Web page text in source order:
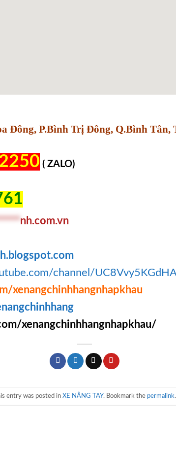
Đông, P.Bình Trị Đông, Q.Bình Tân,
( ZALO)
nh.com.vn
channel/
xenangchinhhangnhapkhau
xenangchinhhangnhapkhau/
entry was posted in XE NÂNG TAY. Bookmark the permalink.